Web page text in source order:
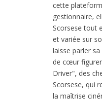
cette
gestionnaire,
Scorsese tout
et variée sur
laisse parler
de cœur
Driver", des
Scorsese, qui
la maîtrise